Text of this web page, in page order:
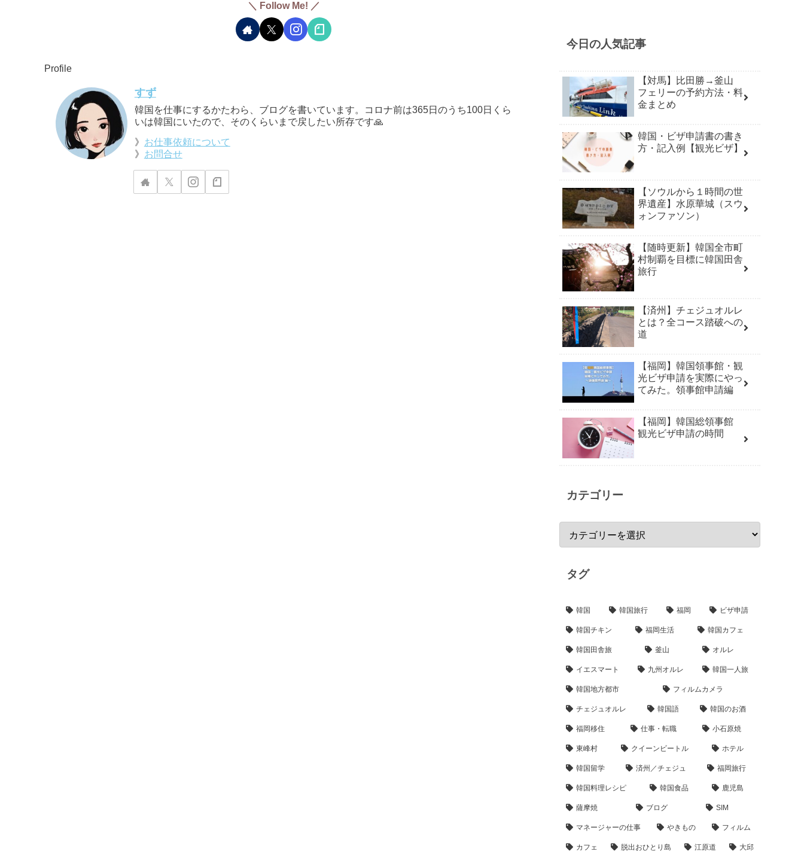
＼ Follow Me! ／
Profile
すず
韓国を仕事にするかたわら、ブログを書いています。コロナ前は365日のうち100日くら
いは韓国にいたので、そのくらいまで戻したい所存です🙏
》 お仕事依頼について
》 お問合せ
今日の人気記事
【対馬】比田勝→釜山
フェリーの予約方法・料
金まとめ
韓国・ビザ申請書の書き
方・記入例【観光ビザ】
【ソウルから１時間の世
界遺産】水原華城（スウ
ォンファソン）
【随時更新】韓国全市町
村制覇を目標に韓国田舎
旅行
【済州】チェジュオルレ
とは？全コース踏破への
道
【福岡】韓国領事館・観
光ビザ申請を実際にやっ
てみた。領事館申請編
【福岡】韓国総領事館
観光ビザ申請の時間
カテゴリー
タグ
韓国 韓国旅行 福岡 ビザ申請
韓国チキン 福岡生活 韓国カフェ
韓国田舎旅 釜山 オルレ
イエスマート 九州オルレ 韓国一人旅
韓国地方都市 フィルムカメラ
チェジュオルレ 韓国語 韓国のお酒
福岡移住 仕事・転職 小石原焼
東峰村 クイーンビートル ホテル
韓国留学 済州／チェジュ 福岡旅行
韓国料理レシピ 韓国食品 鹿児島
薩摩焼 ブログ SIM
マネージャーの仕事 やきもの フィルム
カフェ 脱出おひとり島 江原道 大邱